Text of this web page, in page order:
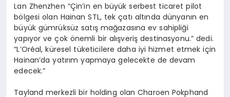
Lan Zhenzhen “Çin’in en büyük serbest ticaret pilot
bölgesi olan Hainan STL, tek çatı altında dünyanın en
büyük gümrüksüz satış mağazasına ev sahipliği
yapıyor ve çok önemli bir alışveriş destinasyonu.” dedi.
“L’Oréal, küresel tüketicilere daha iyi hizmet etmek için
Hainan’da yatırım yapmaya gelecekte de devam
edecek.”
Tayland merkezli bir holding olan Charoen Pokphand